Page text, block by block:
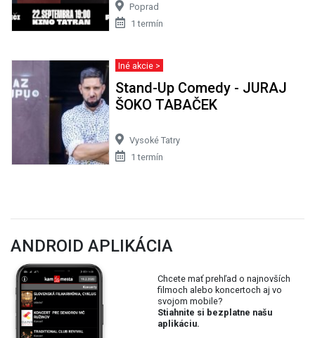
Poprad
1 termín
Iné akcie >
Stand-Up Comedy - JURAJ
ŠOKO TABAČEK
Vysoké Tatry
1 termín
ANDROID APLIKÁCIA
Chcete mať prehľad o najnovších
filmoch alebo koncertoch aj vo
svojom mobile?
Stiahnite si bezplatne našu
aplikáciu.